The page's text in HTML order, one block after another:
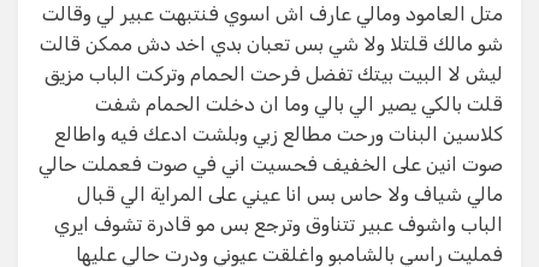
متل العامود ومالي عارف اش اسوي فنتبهت عبير لي وقالت
شو مالك قلتلا ولا شي بس تعبان بدي اخد دش ممكن قالت
ليش لا البيت بيتك تفضل فرحت الحمام وتركت الباب مزيق
قلت بالكي يصير الي بالي وما ان دخلت الحمام شفت
كلاسين البنات ورحت مطالع زبي وبلشت ادعك فيه واطالع
صوت انين على الخفيف فحسيت اني في صوت فعملت حالي
مالي شياف ولا حاس بس انا عيني على المراية الي قبال
الباب واشوف عبير تتناوق وترجع بس مو قادرة تشوف ايري
فمليت راسي بالشامبو واغلقت عيوني ودرت حالي عليها